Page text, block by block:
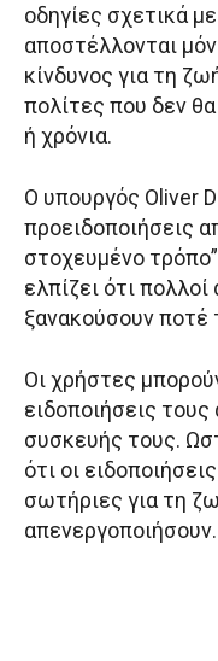
οδηγίες σχετικά
αποστέλλονται
κίνδυνος για τη
πολίτες που δεν
ή χρόνια.
Ο υπουργός Oliver
προειδοποιήσεις
στοχευμένο
ελπίζει ότι
ξανακούσουν ποτέ
Οι χρήστες
ειδοποιήσεις τους
συσκευής τους.
ότι οι
σωτήριες για τη
απενεργοποιήσουν.